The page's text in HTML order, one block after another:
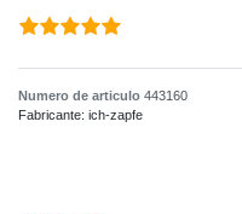
Numero de articulo 443160
Fabricante: ich-zapfe